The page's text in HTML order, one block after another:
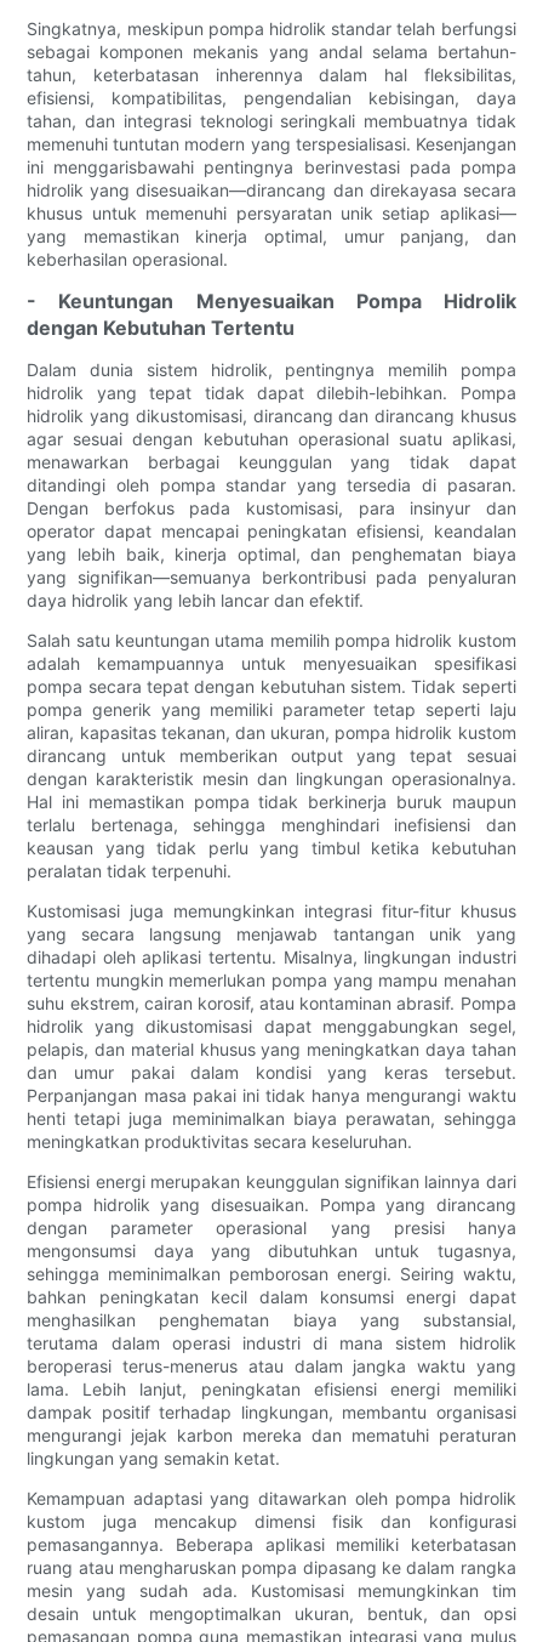
Singkatnya, meskipun pompa hidrolik standar telah berfungsi
sebagai komponen mekanis yang andal selama bertahun-
tahun, keterbatasan inherennya dalam hal fleksibilitas,
efisiensi, kompatibilitas, pengendalian kebisingan, daya
tahan, dan integrasi teknologi seringkali membuatnya tidak
memenuhi tuntutan modern yang terspesialisasi. Kesenjangan
ini menggarisbawahi pentingnya berinvestasi pada pompa
hidrolik yang disesuaikan—dirancang dan direkayasa secara
khusus untuk memenuhi persyaratan unik setiap aplikasi—
yang memastikan kinerja optimal, umur panjang, dan
keberhasilan operasional.
- Keuntungan Menyesuaikan Pompa Hidrolik
dengan Kebutuhan Tertentu
Dalam dunia sistem hidrolik, pentingnya memilih pompa
hidrolik yang tepat tidak dapat dilebih-lebihkan. Pompa
hidrolik yang dikustomisasi, dirancang dan dirancang khusus
agar sesuai dengan kebutuhan operasional suatu aplikasi,
menawarkan berbagai keunggulan yang tidak dapat
ditandingi oleh pompa standar yang tersedia di pasaran.
Dengan berfokus pada kustomisasi, para insinyur dan
operator dapat mencapai peningkatan efisiensi, keandalan
yang lebih baik, kinerja optimal, dan penghematan biaya
yang signifikan—semuanya berkontribusi pada penyaluran
daya hidrolik yang lebih lancar dan efektif.
Salah satu keuntungan utama memilih pompa hidrolik kustom
adalah kemampuannya untuk menyesuaikan spesifikasi
pompa secara tepat dengan kebutuhan sistem. Tidak seperti
pompa generik yang memiliki parameter tetap seperti laju
aliran, kapasitas tekanan, dan ukuran, pompa hidrolik kustom
dirancang untuk memberikan output yang tepat sesuai
dengan karakteristik mesin dan lingkungan operasionalnya.
Hal ini memastikan pompa tidak berkinerja buruk maupun
terlalu bertenaga, sehingga menghindari inefisiensi dan
keausan yang tidak perlu yang timbul ketika kebutuhan
peralatan tidak terpenuhi.
Kustomisasi juga memungkinkan integrasi fitur-fitur khusus
yang secara langsung menjawab tantangan unik yang
dihadapi oleh aplikasi tertentu. Misalnya, lingkungan industri
tertentu mungkin memerlukan pompa yang mampu menahan
suhu ekstrem, cairan korosif, atau kontaminan abrasif. Pompa
hidrolik yang dikustomisasi dapat menggabungkan segel,
pelapis, dan material khusus yang meningkatkan daya tahan
dan umur pakai dalam kondisi yang keras tersebut.
Perpanjangan masa pakai ini tidak hanya mengurangi waktu
henti tetapi juga meminimalkan biaya perawatan, sehingga
meningkatkan produktivitas secara keseluruhan.
Efisiensi energi merupakan keunggulan signifikan lainnya dari
pompa hidrolik yang disesuaikan. Pompa yang dirancang
dengan parameter operasional yang presisi hanya
mengonsumsi daya yang dibutuhkan untuk tugasnya,
sehingga meminimalkan pemborosan energi. Seiring waktu,
bahkan peningkatan kecil dalam konsumsi energi dapat
menghasilkan penghematan biaya yang substansial,
terutama dalam operasi industri di mana sistem hidrolik
beroperasi terus-menerus atau dalam jangka waktu yang
lama. Lebih lanjut, peningkatan efisiensi energi memiliki
dampak positif terhadap lingkungan, membantu organisasi
mengurangi jejak karbon mereka dan mematuhi peraturan
lingkungan yang semakin ketat.
Kemampuan adaptasi yang ditawarkan oleh pompa hidrolik
kustom juga mencakup dimensi fisik dan konfigurasi
pemasangannya. Beberapa aplikasi memiliki keterbatasan
ruang atau mengharuskan pompa dipasang ke dalam rangka
mesin yang sudah ada. Kustomisasi memungkinkan tim
desain untuk mengoptimalkan ukuran, bentuk, dan opsi
pemasangan pompa guna memastikan integrasi yang mulus